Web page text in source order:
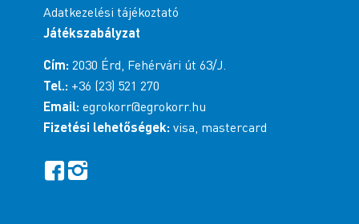
Adatkezelési tájékoztató
Játékszabályzat
Cím: 2030 Érd, Fehérvári út 63/J.
Tel.: +36 (23) 521 270
Email: egrokorr@egrokorr.hu
Fizetési lehetőségek: visa, mastercard